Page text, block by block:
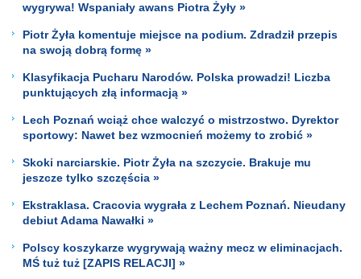
wygrywa! Wspaniały awans Piotra Żyły »
Piotr Żyła komentuje miejsce na podium. Zdradził przepis
na swoją dobrą formę »
Klasyfikacja Pucharu Narodów. Polska prowadzi! Liczba
punktujących złą informacją »
Lech Poznań wciąż chce walczyć o mistrzostwo. Dyrektor
sportowy: Nawet bez wzmocnień możemy to zrobić »
Skoki narciarskie. Piotr Żyła na szczycie. Brakuje mu
jeszcze tylko szczęścia »
Ekstraklasa. Cracovia wygrała z Lechem Poznań. Nieudany
debiut Adama Nawałki »
Polscy koszykarze wygrywają ważny mecz w eliminacjach.
MŚ tuż tuż [ZAPIS RELACJI] »